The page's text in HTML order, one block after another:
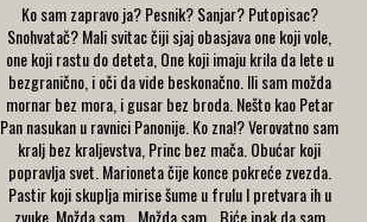
Ko sam zapravo ja? Pesnik? Sanjar? Putopisac?
Snohvatač? Mali svitac čiji sjaj obasjava one koji vole,
one koji rastu do deteta, One koji imaju krila da lete u
bezgranično, i oči da vide beskonačno. Ili sam možda
mornar bez mora, i gusar bez broda. Nešto kao Petar
Pan nasukan u ravnici Panonije. Ko zna!? Verovatno sam
kralj bez kraljevstva, Princ bez mača. Obućar koji
popravlja svet. Marioneta čije konce pokreće zvezda.
Pastir koji skuplja mirise šume u frulu I pretvara ih u
zvuke. Možda sam… Možda sam… Biće ipak da sam